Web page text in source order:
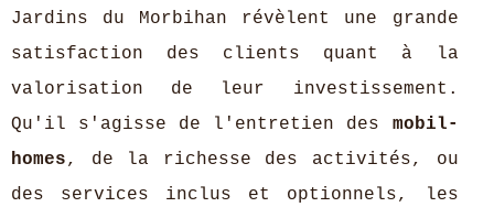
Jardins du Morbihan révèlent une grande
satisfaction des clients quant à la
valorisation de leur investissement.
Qu'il s'agisse de l'entretien des mobil-
homes, de la richesse des activités, ou
des services inclus et optionnels, les